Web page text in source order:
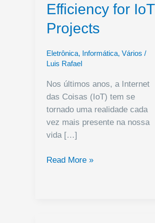
Efficiency for IoT
Projects
Eletrônica, Informática, Vários /
Luis Rafael
Nos últimos anos, a Internet
das Coisas (IoT) tem se
tornado uma realidade cada
vez mais presente na nossa
vida […]
ESP32
Read More »